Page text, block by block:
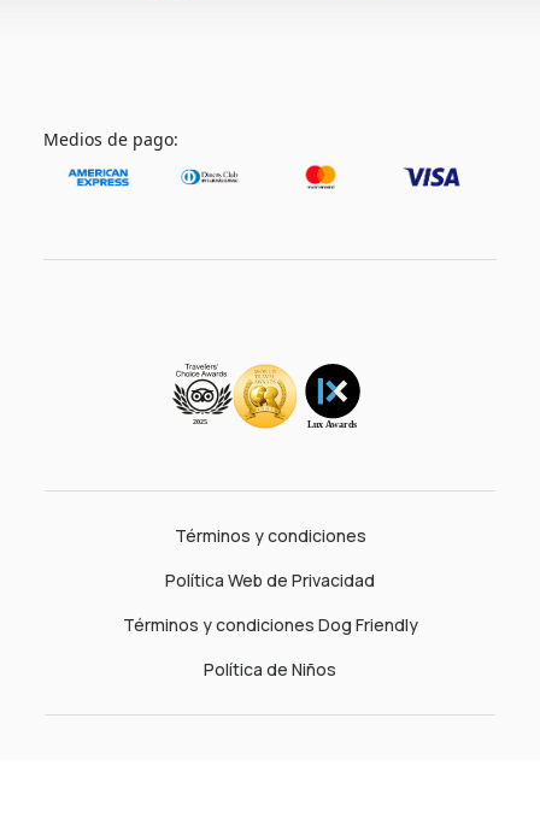
Medios de pago:
Términos y condiciones
Política Web de Privacidad
Términos y condiciones Dog Friendly
Política de Niños